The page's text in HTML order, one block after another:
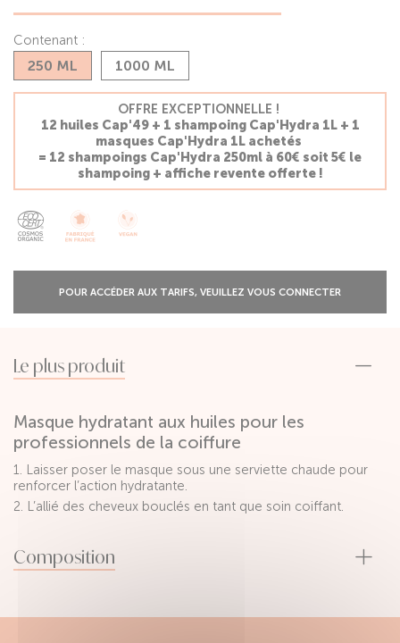
Contenant :
250 ML 1000 ML
OFFRE EXCEPTIONNELLE !
12 huiles Cap'49 + 1 shampoing Cap'Hydra 1L + 1
masques Cap'Hydra 1L achetés
= 12 shampoings Cap'Hydra 250ml à 60€ soit 5€ le
shampoing + affiche revente offerte !
POUR ACCÉDER AUX TARIFS, VEUILLEZ VOUS CONNECTER
Le plus produit
Masque hydratant aux huiles pour les
professionnels de la coiffure
1. Laisser poser le masque sous une serviette chaude pour
renforcer l’action hydratante.
2. L’allié des cheveux bouclés en tant que soin coiffant.
Composition